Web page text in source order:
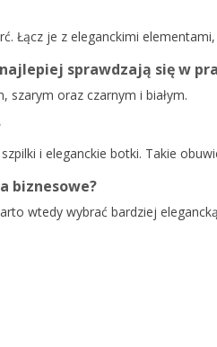
Łącz je z eleganckimi
sprawdzają się w
szarym oraz czarnym i białym.
i eleganckie botki. Takie
biznesowe?
wtedy wybrać bardziej